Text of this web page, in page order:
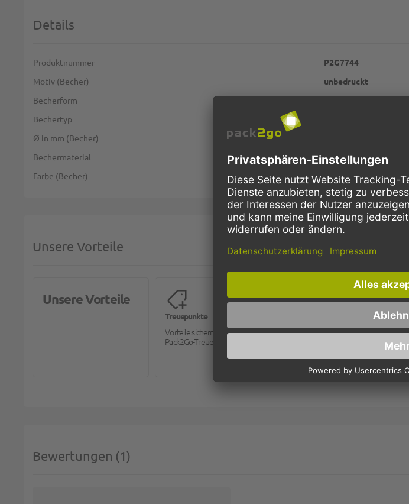
Details
Weitere Informationen
Produktnummer
P2G7744
Motiv (Becher)
unbedruckt
Becherform
Bechertyp
Ø in mm (Becher)
Bechermaterial
Hartpapier
Farbe (Becher)
braun
Unsere Vorteile
Unsere Vorteile
Treuepunkte
Vorteile sichern mit dem
Pack2Go-Treueprogramm.
Bestellungen bis 10 Uhr,
Bewertungen 1